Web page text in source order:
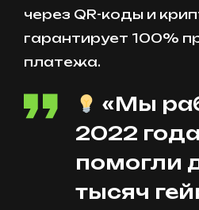
через QR-коды и
гарантирует 100%
платежа.
«Мы
2022
помогли
тысяч